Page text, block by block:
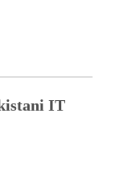
IT